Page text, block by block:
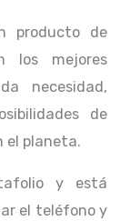
producto de
los mejores
necesidad,
de
el planeta.
y está
el teléfono y